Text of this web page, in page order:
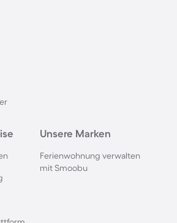
Vorpommern
Westfalen
Unsere Marken
Ferienwohnung verwalten
mit Smoobu